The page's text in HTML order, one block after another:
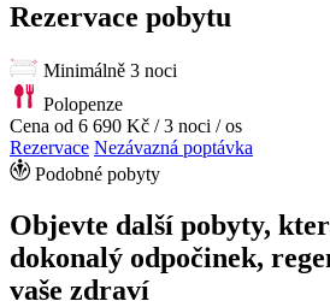
Rezervace pobytu
Minimálně 3 noci
Polopenze
Cena od 6 690 Kč / 3 noci / os
Rezervace Nezávazná poptávka
Podobné pobyty
Objevte další pobyty,
dokonalý odpočinek,
vaše zdraví